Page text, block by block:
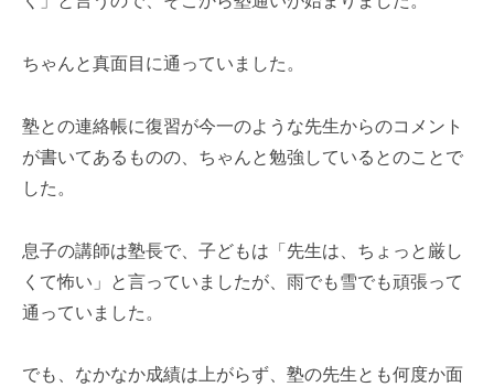
ちゃんと真面目に通っていました。
塾との連絡帳に復習が今一のような先生からのコメント
が書いてあるものの、ちゃんと勉強しているとのことで
した。
息子の講師は塾長で、子どもは「先生は、ちょっと厳し
くて怖い」と言っていましたが、雨でも雪でも頑張って
通っていました。
でも、なかなか成績は上がらず、塾の先生とも何度か面